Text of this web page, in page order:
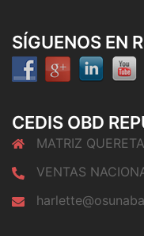
SÍGUENOS EN
CEDIS OBD
MATRIZ
VENTAS